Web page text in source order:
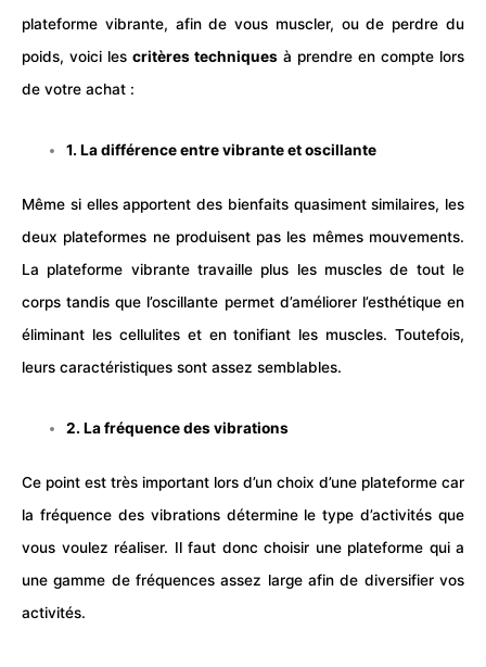
plateforme vibrante, afin de vous muscler, ou de perdre du
poids, voici les critères techniques à prendre en compte lors
de votre achat :
1. La différence entre vibrante et oscillante
Même si elles apportent des bienfaits quasiment similaires, les
deux plateformes ne produisent pas les mêmes mouvements.
La plateforme vibrante travaille plus les muscles de tout le
corps tandis que l’oscillante permet d’améliorer l’esthétique en
éliminant les celluliteset en tonifiant les muscles. Toutefois,
leurs caractéristiques sont assez semblables.
2. La fréquence des vibrations
Ce point est très important lors d’un choix d’une plateforme car
la fréquence des vibrations détermine le type d’activités que
vous voulez réaliser. Il faut donc choisir une plateforme qui a
une gamme de fréquences assez large afin de diversifier vos
activités.